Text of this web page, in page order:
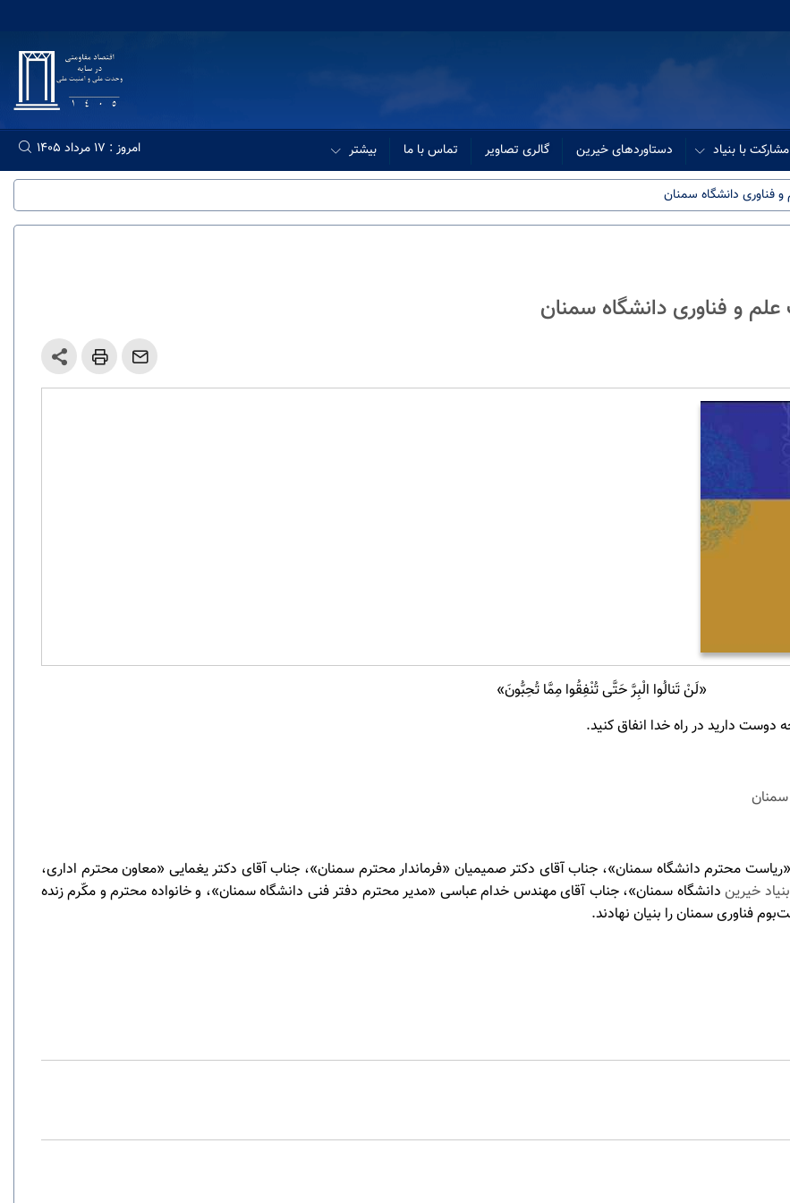
با بنیاد دستاوردهای خیرین گالری تصاویر تماس با ما بیشتر امروز : 17 مرداد 1405
و فناوری دانشگاه سمنان
علم و فناوری دانشگاه سمنان
«لَنْ تَنالُوا الْبِرَّ حَتَّی تُنْفِقُوا مِمَّا تُحِبُّونَ»
دوست دارید در راه خدا انفاق کنید.
سمنان
محترم دانشگاه سمنان»، جناب آقای دکتر صمیمیان «فرماندار محترم سمنان»، جناب آقای دکتر یغمایی «معاون محترم اداری،
بنیاد خیریندانشگاه سمنان»، جناب آقای مهندس خدام عباسی «مدیر محترم دفتر فنی دانشگاه سمنان»، و خانواده محترم و مکّرم زنده
فناوری سمنان را بنیان نهادند.